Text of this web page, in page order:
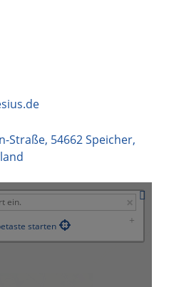
Straße, 54662Speicher,
starten